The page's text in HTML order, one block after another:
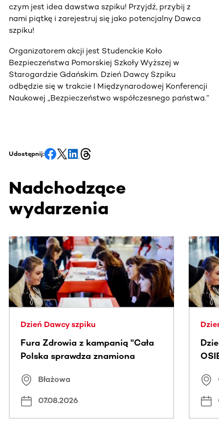
czym jest idea dawstwa szpiku! Przyjdź, przybij z
nami piątkę i zarejestruj się jako potencjalny Dawca
szpiku!
Organizatorem akcji jest Studenckie Koło
Bezpieczeństwa Pomorskiej Szkoły Wyższej w
Starogardzie Gdańskim. Dzień Dawcy Szpiku
odbędzie się w trakcie I Międzynarodowej Konferencji
Naukowej „Bezpieczeństwo współczesnego państwa.”
Udostępnij:
Nadchodzące
wydarzenia
Ta sekcja zawiera treści przewijane w poziomie. Użyj
Dzień Dawcy szpiku
Fura Zdrowia z kampanią "Cała
Polska sprawdza znamiona
Błażowa
07.08.2026